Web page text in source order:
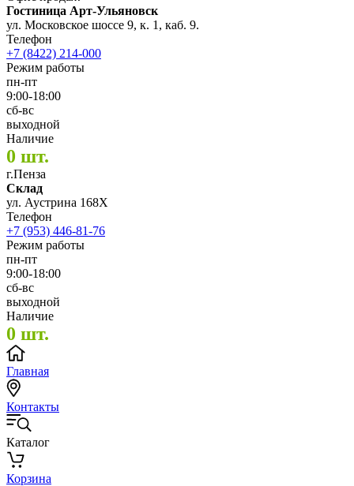
Гостиница Арт-Ульяновск
ул. Московское шоссе 9, к. 1, каб. 9.
Телефон
+7 (8422) 214-000
Режим работы
пн-пт
9:00-18:00
сб-вс
выходной
Наличие
0 шт.
г.Пенза
Склад
ул. Аустрина 168Х
Телефон
+7 (953) 446-81-76
Режим работы
пн-пт
9:00-18:00
сб-вс
выходной
Наличие
0 шт.
Главная
Контакты
Каталог
Корзина